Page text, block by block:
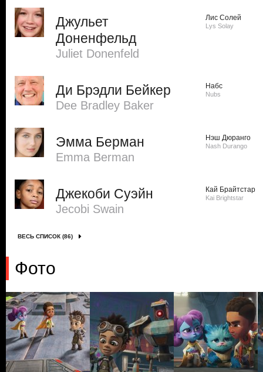
Джульет
Доненфельд
Juliet Donenfeld
Лис Солей
Lys Solay
Ди Брэдли Бейкер
Dee Bradley Baker
Набс
Nubs
Эмма Берман
Emma Berman
Нэш Дюранго
Nash Durango
Джекоби Суэйн
Jecobi Swain
Кай Брайтстар
Kai Brightstar
ВЕСЬ СПИСОК (86)
Фото